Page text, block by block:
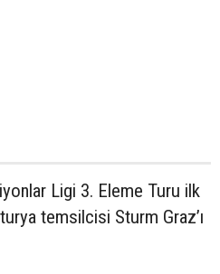
Ligi 3. Eleme Turu ilk
temsilcisi Sturm Graz’ı